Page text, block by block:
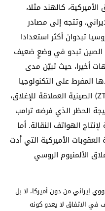
كالهند مثلا،
وتتجه إلى مصادر
تبدوان أكثر استعدادا
الصين تبدو في وضعٍ ضعيف
أخيرا، حيث تبيّن مدى
المفرط على التكنولوجيا
الأميركية، عندما تعرضت شركة (ZTE) الصينية العملاقة للإغلاق،
نتيجة الحظر الذي فرضه ترامب
الهواتف النقالة. أما
الأميركية التي أدت
الألمنيوم الروسي
إيراني من دون أميركا، لا بل
في الاتفاق لا يعدو كونه